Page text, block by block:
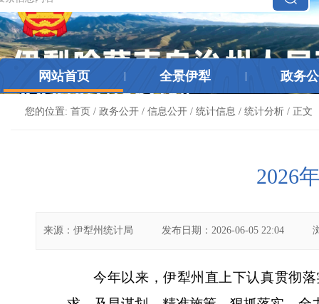
网站首页 全景伊犁 政务
您的位置: 首页 / 政务公开 / 信息公开 / 统计信息 / 统计分析 / 正文
2026
来源： 伊犁州统计局 发布日期： 2026-06-05 22:04
今年以来，伊犁州直上下认真贯彻